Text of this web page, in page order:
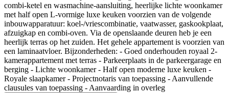
combi-ketel en wasmachine-aansluiting, heerlijke lichte woonkamer
met half open L-vormige luxe keuken voorzien van de volgende
inbouwapparatuur: koel-/vriescombinatie, vaatwasser, gaskookplaat,
afzuigkap en combi-oven. Via de openslaande deuren heb je een
heerlijk terras op het zuiden. Het gehele appartement is voorzien van
een laminaatvloer. Bijzonderheden: - Goed onderhouden royaal 2-
kamerappartement met terras - Parkeerplaats in de parkeergarage en
berging - Lichte woonkamer - Half open moderne luxe keuken -
Royale slaapkamer - Projectnotaris van toepassing - Aanvullende
clausules van toepassing - Aanvaarding in overleg